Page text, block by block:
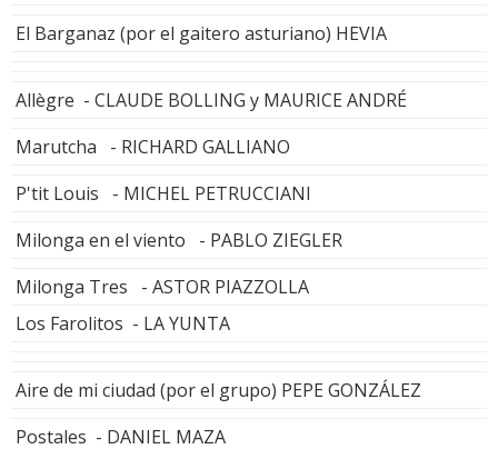
El Barganaz (por el gaitero asturiano) HEVIA
Allègre - CLAUDE BOLLING y MAURICE ANDRÉ
Marutcha - RICHARD GALLIANO
P'tit Louis - MICHEL PETRUCCIANI
Milonga en el viento - PABLO ZIEGLER
Milonga Tres - ASTOR PIAZZOLLA
Los Farolitos - LA YUNTA
Aire de mi ciudad (por el grupo) PEPE GONZÁLEZ
Postales - DANIEL MAZA